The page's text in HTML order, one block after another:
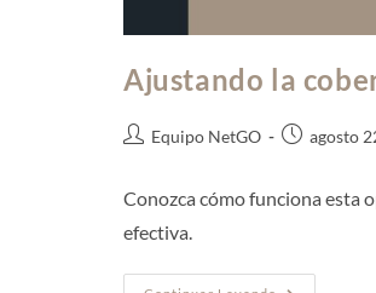
Ajustando la
Equipo NetGO agosto
Conozca cómo funciona esta
efectiva.